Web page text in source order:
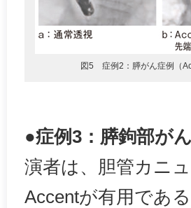
図5 症例2：膵がん症例（
●症例3：膵鉤部が
演者は、胆管カニ
Accentが有用であ